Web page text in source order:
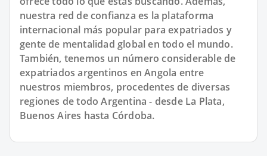
nuestra red de confianza es la plataforma
internacional más popular para expatriados y
gente de mentalidad global en todo el mundo.
También, tenemos un número considerable de
expatriados argentinos en Angola entre
nuestros miembros, procedentes de diversas
regiones de todo Argentina - desde La Plata,
Buenos Aires hasta Córdoba.